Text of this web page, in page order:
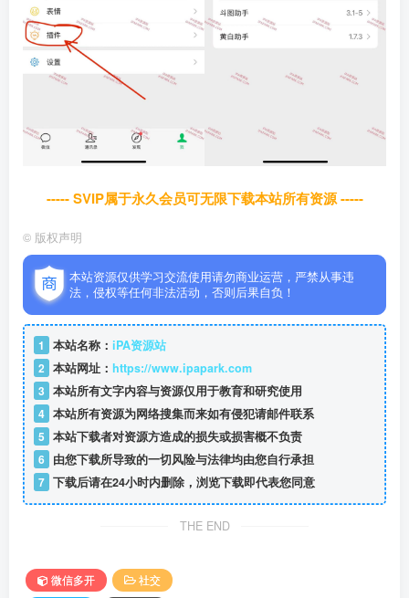
----- SVIP属于永久会员可无限下载本站所有资源 -----
© 版权声明
本站资源仅供学习交流使用请勿商业运营，严禁从事违
法，侵权等任何非法活动，否则后果自负！
1 本站名称： iPA资源站
2 本站网址： https://www.ipapark.com
3 本站所有文字内容与资源仅用于教育和研究使用
4 本站所有资源为网络搜集而来如有侵犯请邮件联系
5 本站下载者对资源方造成的损失或损害概不负责
6 由您下载所导致的一切风险与法律均由您自行承担
7 下载后请在24小时内删除，浏览下载即代表您同意
THE END
微信多开
社交